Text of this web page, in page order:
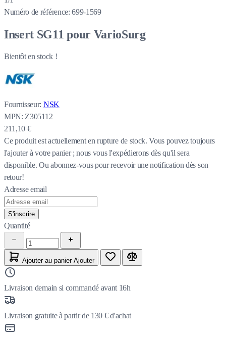
Numéro de référence: 699-1569
Insert SG11 pour VarioSurg
Bientôt en stock !
Fournisseur: NSK
MPN: Z305112
211,10 €
Ce produit est actuellement en rupture de stock. Vous pouvez toujours
l'ajouter à votre panier ; nous vous l'expédierons dès qu'il sera
disponible. Ou abonnez-vous pour recevoir une notification dès son
retour!
Adresse email
S'inscrire
Quantité
Ajouter au panier Ajouter
Livraison demain si commandé avant 16h
Livraison gratuite à partir de 130 € d'achat